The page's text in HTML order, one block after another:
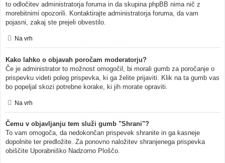
to odločitev administratorja foruma in da skupina phpBB nima nič z
morebitnimi opozorili. Kontaktirajte administratorja foruma, da vam
pojasni, zakaj ste prejeli obvestilo.
Na vrh
Kako lahko o objavah poročam moderatorju?
Če je administrator to možnost omogočil, bi morali gumb za poročanje o
prispevku videti poleg prispevka, ki ga želite prijaviti. Klik na ta gumb vas
bo popeljal skozi potrebne korake, ki jih morate opraviti.
Na vrh
Čemu v objavljanju tem služi gumb "Shrani"?
To vam omogoča, da nedokončan prispevek shranite in ga kasneje
dopolnite ter predložite. Za ponovno naložitev shranjenega prispevka
obiščite Uporabniško Nadzorno Ploščo.